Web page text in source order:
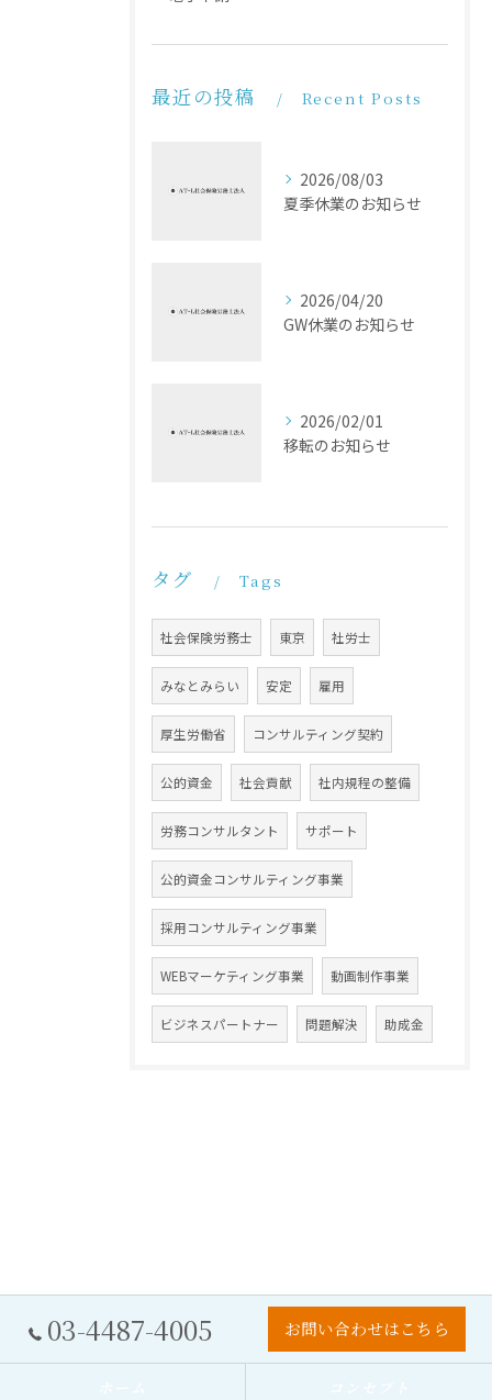
最近の投稿 Recent Posts
2026/08/03
夏季休業のお知らせ
2026/04/20
GW休業のお知らせ
2026/02/01
移転のお知らせ
タグ Tags
社会保険労務士 東京 社労士
みなとみらい 安定 雇用
厚生労働省 コンサルティング契約
公的資金 社会貢献 社内規程の整備
労務コンサルタント サポート
公的資金コンサルティング事業
採用コンサルティング事業
WEBマーケティング事業 動画制作事業
ビジネスパートナー 問題解決 助成金
03-4487-4005 お問い合わせはこちら